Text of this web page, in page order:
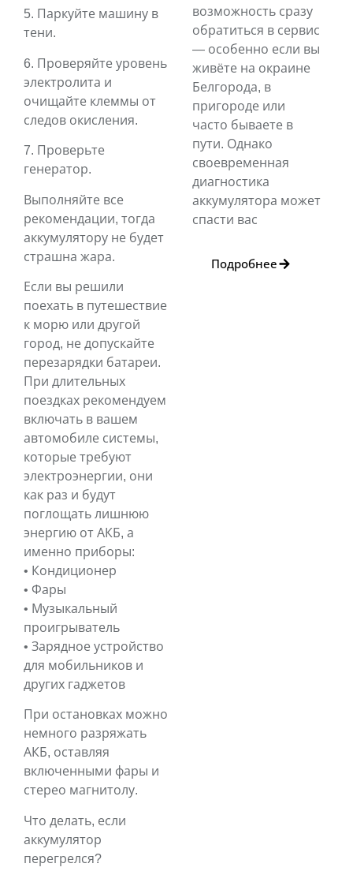
5. Паркуйте машину в
тени.
6. Проверяйте уровень
электролита и
очищайте клеммы от
следов окисления.
7. Проверьте
генератор.
Выполняйте все
рекомендации, тогда
аккумулятору не будет
страшна жара.
Если вы решили
поехать в путешествие
к морю или другой
город, не допускайте
перезарядки батареи.
При длительных
поездках рекомендуем
включать в вашем
автомобиле системы,
которые требуют
электроэнергии, они
как раз и будут
поглощать лишнюю
энергию от АКБ, а
именно приборы:
• Кондиционер
• Фары
• Музыкальный
проигрыватель
• Зарядное устройство
для мобильников и
других гаджетов
При остановках можно
немного разряжать
АКБ, оставляя
включенными фары и
стерео магнитолу.
Что делать, если
аккумулятор
перегрелся?
возможность сразу
обратиться в сервис
— особенно если вы
живёте на окраине
Белгорода, в
пригороде или
часто бываете в
пути. Однако
своевременная
диагностика
аккумулятора может
спасти вас
Подробнее